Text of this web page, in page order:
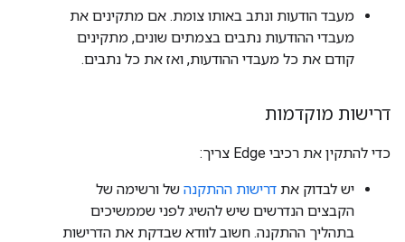
מעבד הודעות ונתב באותו צומת. אם מתקינים את
מעבדי ההודעות נתבים בצמתים שונים, מתקינים
קודם את כל מעבדי ההודעות, ואז את כל נתבים.
דרישות מוקדמות
כדי להתקין את רכיבי Edge צריך:
יש לבדוק את דרישות ההתקנה של ורשימה של
הקבצים הנדרשים שיש להשיג לפני שממשיכים
בתהליך ההתקנה. חשוב לוודא שבדקת את הדרישות